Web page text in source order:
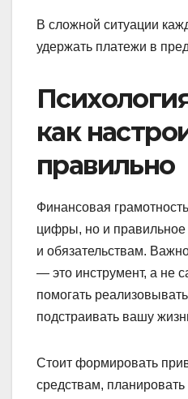
В сложной ситуации
удержать платежи в
как
правильно
Финансовая
цифры, но и правильное
и обязательствам.
— это инструмент, а не
помогать
подстраивать вашу
Стоит формировать
средствам,